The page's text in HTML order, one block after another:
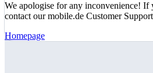
We apologise for any inconvenience! If
contact our mobile.de Customer
Homepage